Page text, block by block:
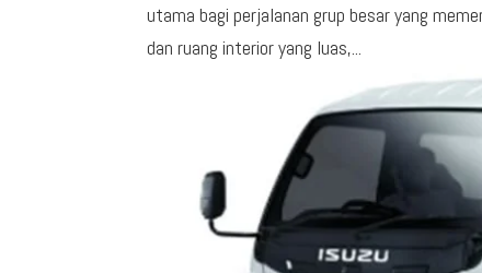
utama bagi perjalanan grup besar yang
dan ruang interior yang luas,...